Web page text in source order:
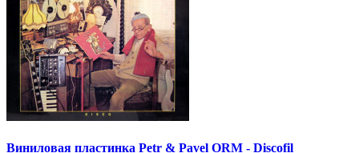
Виниловая пластинка Petr & Pavel ORM ‎- Discofil